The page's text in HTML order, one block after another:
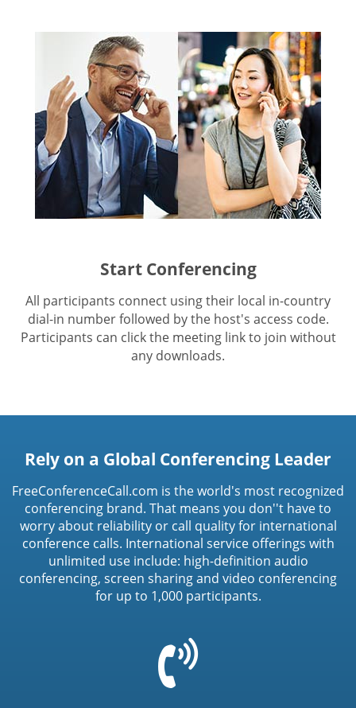
Start Conferencing
All participants connect using their local in-country
dial-in number followed by the host's access code.
Participants can click the meeting link to join without
any downloads.
Rely on a Global Conferencing Leader
FreeConferenceCall.com is the world's most recognized
conferencing brand. That means you don''t have to
worry about reliability or call quality for international
conference calls. International service offerings with
unlimited use include: high-definition audio
conferencing, screen sharing and video conferencing
for up to 1,000 participants.
t('common.phone_icon')